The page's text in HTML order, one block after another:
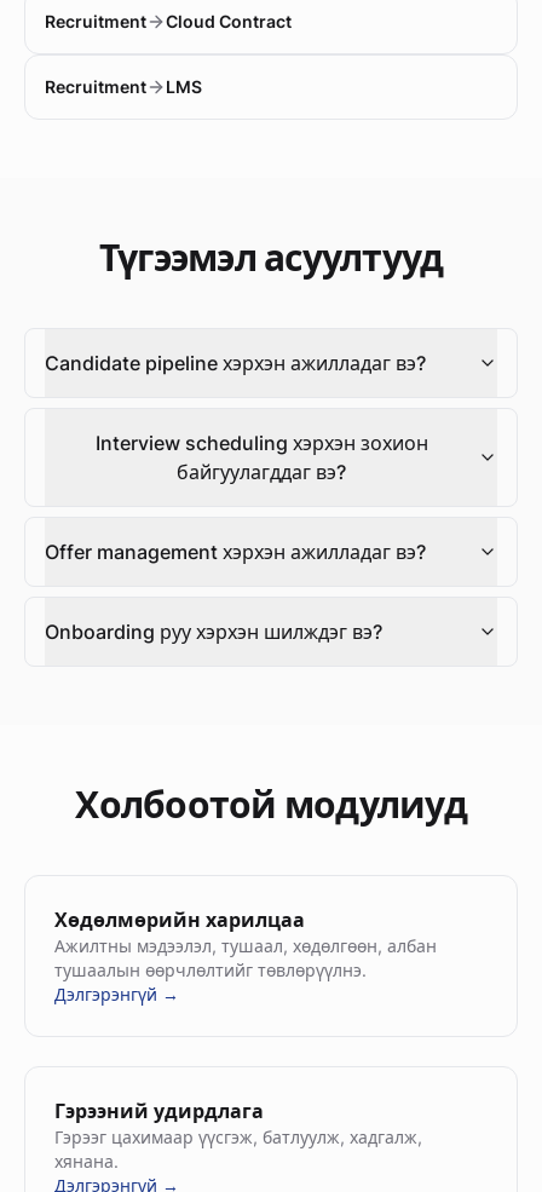
Recruitment Cloud Contract
Recruitment LMS
Түгээмэл асуултууд
Candidate pipeline хэрхэн ажилладаг вэ?
Interview scheduling хэрхэн зохион
байгуулагддаг вэ?
Offer management хэрхэн ажилладаг вэ?
Onboarding руу хэрхэн шилждэг вэ?
Холбоотой модулиуд
Хөдөлмөрийн харилцаа
Ажилтны мэдээлэл, тушаал, хөдөлгөөн, албан
тушаалын өөрчлөлтийг төвлөрүүлнэ.
Дэлгэрэнгүй →
Гэрээний удирдлага
Гэрээг цахимаар үүсгэж, батлуулж, хадгалж,
хянана.
Дэлгэрэнгүй →